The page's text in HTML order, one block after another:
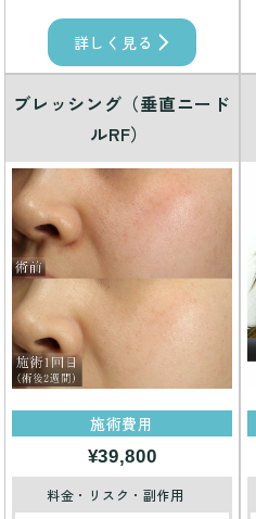
詳しく見る
ブレッシング（垂直ニード
ルRF）
施術費用
¥39,800
料金・リスク・副作用